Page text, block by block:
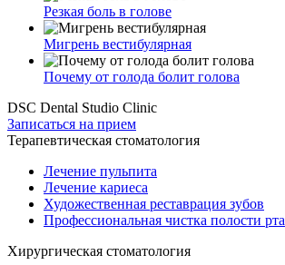
Резкая боль в голове
Мигрень вестибулярная
Почему от голода болит голова
DSC Dental Studio Clinic
Записаться на прием
Терапевтическая стоматология
Лечение пульпита
Лечение кариеса
Художественная реставрация зубов
Профессиональная чистка полости рта
Хирургическая стоматология